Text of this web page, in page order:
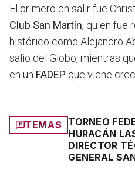
El primero en salir fue
Club San Martín, quien fue
histórico como Alejandro
salió del Globo, mientras
en un FADEP que viene
TEMAS
TORNEO
HURACÁN
DIRECTOR
GENERAL